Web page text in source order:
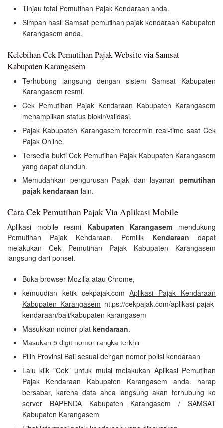
Tinjau total Pemutihan Pajak Kendaraan anda.
Simpan hasil Samsat pemutihan pajak kendaraan Kabupaten
Karangasem anda.
Kelebihan Cek Pemutihan Pajak Website via Samsat
Kabupaten Karangasem
Terhubung langsung dengan sistem Samsat Kabupaten
Karangasem resmi.
Cek Pemutihan Pajak Kendaraan Kabupaten Karangasem
menampilkan status blokir/validasi.
Pajak Kabupaten Karangasem tercermin real-time saat Cek
Pajak Online.
Tersedia bukti Cek Pemutihan Pajak Kabupaten Karangasem
yang dapat diunduh.
Memudahkan pengurusan Pajak dan layanan pemutihan
pajak kendaraan lain.
Cara Cek Pemutihan Pajak Via Aplikasi Mobile
Aplikasi mobile resmi Kabupaten Karangasem mendukung
Pemutihan Pajak Kendaraan. Pemilik Kendaraan dapat
melakukan Cek Pemutihan Pajak Kabupaten Karangasem
langsung dari ponsel.
Buka browser Mozilla atau Chrome,
kemuudian ketik cekpajak.comAplikasi Pajak Kendaraan
Kabupaten Karangasem https://cekpajak.com/aplikasi-pajak-
kendaraan/bali/kabupaten-karangasem
Masukkan nomor plat kendaraan.
Masukan 5 digit nomor rangka terkhir
Pilih Provinsi Bali sesuai dengan nomor polisi kendaraan
Lalu klik "Cek" untuk mulai melakukan Aplikasi Pemutihan
Pajak Kendaraan Kabupaten Karangasem anda. harap
bersabar, karena data anda langsung akan terhubung ke
server BAPENDA Kabupaten Karangasem / SAMSAT
Kabupaten Karangasem